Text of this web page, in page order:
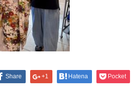
Share +1 Hatena Pocket